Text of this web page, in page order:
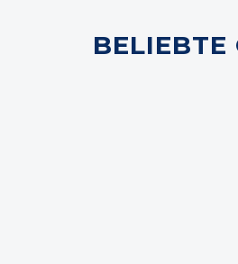
BELIEBTE